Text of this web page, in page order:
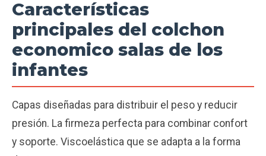
Características
principales del colchon
economico salas de los
infantes
Capas diseñadas para distribuir el peso y reducir
presión. La firmeza perfecta para combinar confort
y soporte. Viscoelástica que se adapta a la forma